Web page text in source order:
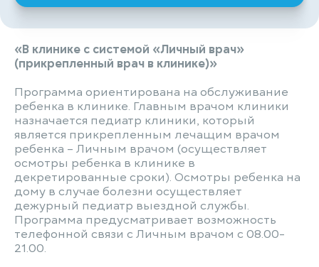
«В клинике с системой «Личный врач»
(прикрепленный врач в клинике)»
Программа ориентирована на обслуживание
ребенка в клинике. Главным врачом клиники
назначается педиатр клиники, который
является прикрепленным лечащим врачом
ребенка – Личным врачом (осуществляет
осмотры ребенка в клинике в
декретированные сроки). Осмотры ребенка на
дому в случае болезни осуществляет
дежурный педиатр выездной службы.
Программа предусматривает возможность
телефонной связи с Личным врачом с 08.00-
21.00.